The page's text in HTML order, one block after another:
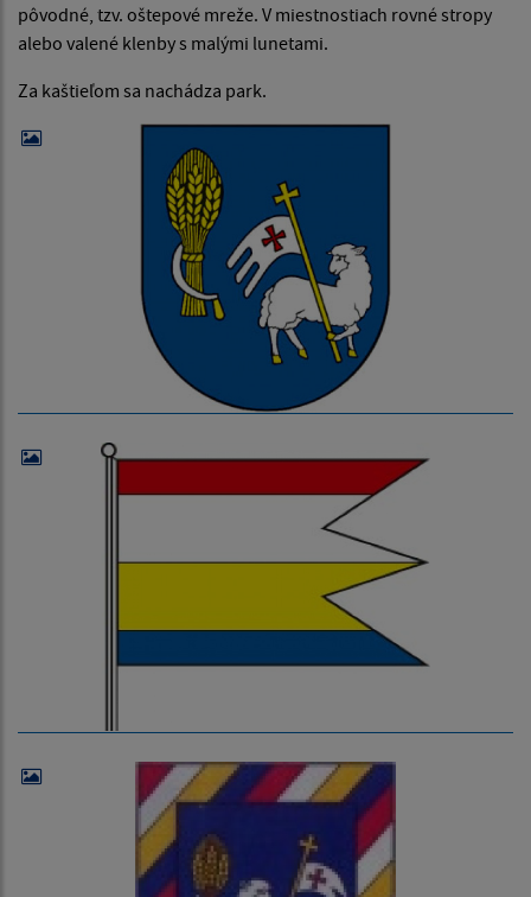
pôvodné, tzv. oštepové mreže. V miestnostiach rovné stropy
alebo valené klenby s malými lunetami.
Za kaštieľom sa nachádza park.